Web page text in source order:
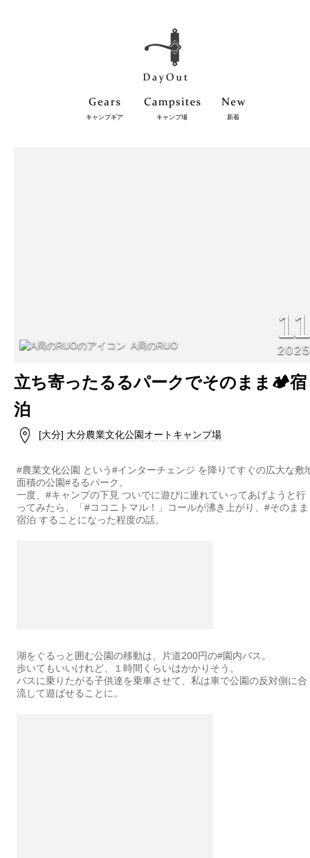
キャンプギア キャンプ場 新着
A局のRUO 2025
立ち寄ったるるパークでそのまま🏕️宿
泊
[大分] 大分農業文化公園オートキャンプ場
#農業文化公園 という#インターチェンジ を降りてすぐの広大な敷
面積の公園#るるパーク。
一度、#キャンプの下見 ついでに遊びに連れていってあげようと行
ってみたら、「#ココニトマル！」コールが沸き上がり、#そのまま
宿泊 することになった程度の話。
湖をぐるっと囲む公園の移動は、片道200円の#園内バス。
歩いてもいいけれど、１時間くらいはかかりそう。
バスに乗りたがる子供達を乗車させて、私は車で公園の反対側に合
流して遊ばせることに。